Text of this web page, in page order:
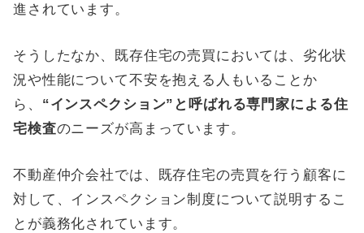
進されています。
そうしたなか、既存住宅の売買においては、劣化状
況や性能について不安を抱える人もいることか
ら、 “インスペクション”と呼ばれる専門家による住
宅検査のニーズが高まっています。
不動産仲介会社では、既存住宅の売買を行う顧客に
対して、インスペクション制度について説明するこ
とが義務化されています。